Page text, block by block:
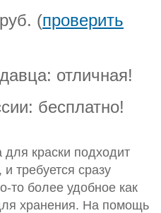
руб. (проверить
отличная!
бесплатно!
краски подходит
требуется сразу
то более удобное как
хранения. На помощь